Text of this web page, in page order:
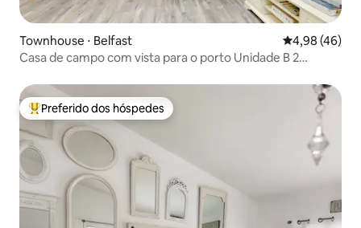
Townhouse ⋅ Belfast 4,98 de uma
4,98 (46)
Casa de campo com vista para o porto Unidade B 2
Entre os melhores preferidos dos hóspedes
Preferido dos hóspedes